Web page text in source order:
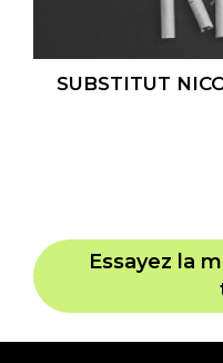
SUBSTITUT
Essayez la